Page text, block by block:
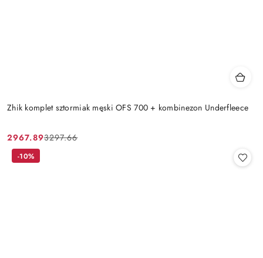
Zhik komplet sztormiak męski OFS 700 + kombinezon Underfleece
Cena
promocyjna:
2967.89
Cena
przed
3297.66
-10%